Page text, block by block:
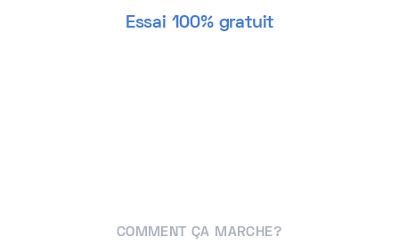
Essai 100% gratuit
COMMENT ÇA MARCHE?